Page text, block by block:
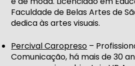
Faculdade de Belas Artes de
dedica às artes visuais.
Percival Caropreso –
Comunicação, há mais de 30